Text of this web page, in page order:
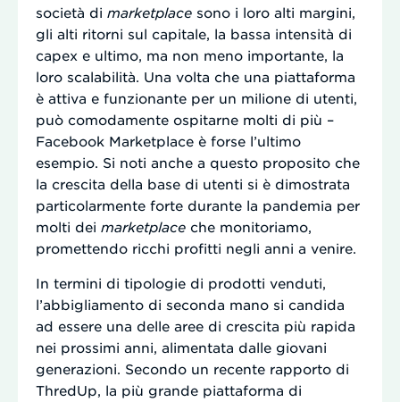
società di marketplace sono i loro alti margini,
gli alti ritorni sul capitale, la bassa intensità di
capex e ultimo, ma non meno importante, la
loro scalabilità. Una volta che una piattaforma
è attiva e funzionante per un milione di utenti,
può comodamente ospitarne molti di più –
Facebook Marketplace è forse l’ultimo
esempio. Si noti anche a questo proposito che
la crescita della base di utenti si è dimostrata
particolarmente forte durante la pandemia per
molti dei marketplace che monitoriamo,
promettendo ricchi profitti negli anni a venire.
In termini di tipologie di prodotti venduti,
l’abbigliamento di seconda mano si candida
ad essere una delle aree di crescita più rapida
nei prossimi anni, alimentata dalle giovani
generazioni. Secondo un recente rapporto di
ThredUp, la più grande piattaforma di